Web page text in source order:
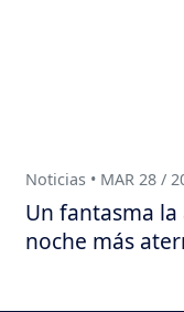
Noticias • MAR 28 /
Un fantasma
noche más